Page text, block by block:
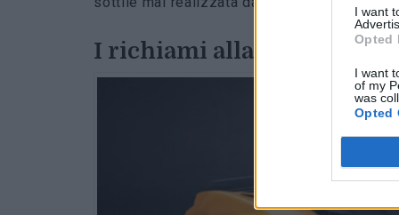
I want
Opted
I want
of my
was
Opted
I richiami alla Mclaren W1